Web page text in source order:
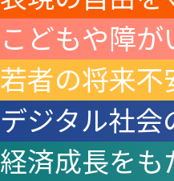
こどもや障
若者の将来不
デジタル社
経済成長をも